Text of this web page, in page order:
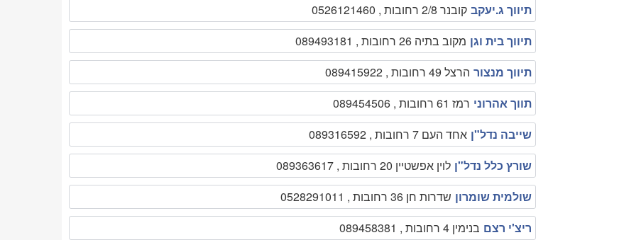
תיווך ג.יעקב קובנר 2/8 רחובות , 0526121460
תיווך בית וגן מקוב בתיה 26 רחובות , 089493181
תיווך מנצור הרצל 49 רחובות , 089415922
תווך אהרוני רמז 61 רחובות , 089454506
שייבה נדל"ן אחד העם 7 רחובות , 089316592
שורץ כלל נדל"ן לוין אפשטיין 20 רחובות , 089363617
שולמית שומרון שדרות חן 36 רחובות , 0528291011
ריצ'י רצם בנימין 4 רחובות , 089458381